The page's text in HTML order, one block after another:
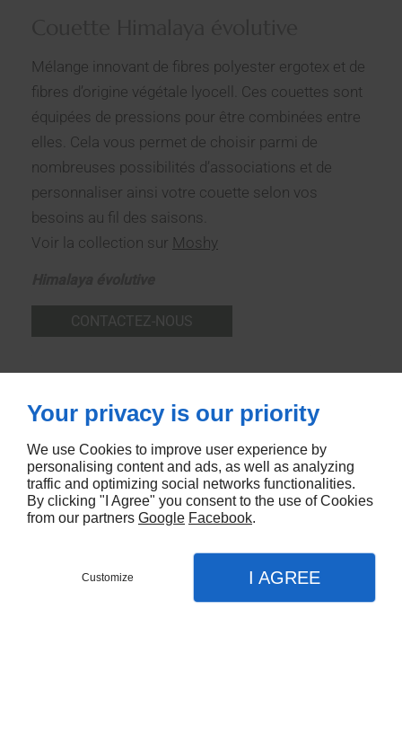
Mélange innovant de fibres polyester ergotex et de
fibres d’origine végétale lyocell. Ces couettes sont
équipées de pressions pour être combinées entre
elles. Cela vous permet de choisir parmi de
nombreuses possibilités d’associations et de
personnaliser ainsi votre couette selon vos
besoins au fil des saisons.
Voir la collection sur Moshy
CONTACTEZ-NOUS
Your privacy is our priority
We use Cookies to improve user experience by
personalising content and ads, as well as analyzing
traffic and optimizing social networks functionalities.
By clicking "I Agree" you consent to the use of Cookies
from our partners Google Facebook.
Customize I AGREE